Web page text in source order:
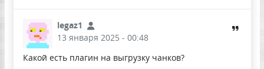
legaz1
13 января 2025 - 00:48
Какой есть плагин на выгрузку чанков?